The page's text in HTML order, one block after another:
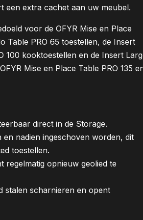
een extra cachet aan uw meubel.
voor de OFYR Mise en Place
Table PRO 65 toestellen, de Insert
100 kooktoestellen en de Insert
Mise en Place Table PRO 135
direct in de Storage.
nadien ingeschoven worden, dit
toestellen.
regelmatig opnieuw geolied te
stalen scharnieren en opent